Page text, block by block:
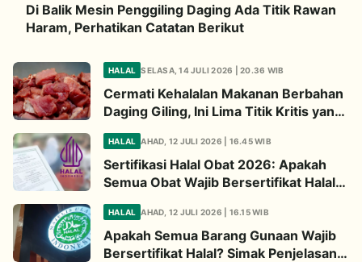
Di Balik Mesin Penggiling Daging Ada Titik Rawan
Haram, Perhatikan Catatan Berikut
HALAL SELASA, 14 JULI 2026 | 20.36 WIB
Cermati Kehalalan Makanan Berbahan
Daging Giling, Ini Lima Titik Kritis yang
HALAL AHAD, 12 JULI 2026 | 16.45 WIB
Sertifikasi Halal Obat 2026: Apakah
Semua Obat Wajib Bersertifikat Halal?
HALAL AHAD, 12 JULI 2026 | 16.15 WIB
Apakah Semua Barang Gunaan Wajib
Bersertifikat Halal? Simak Penjelasan